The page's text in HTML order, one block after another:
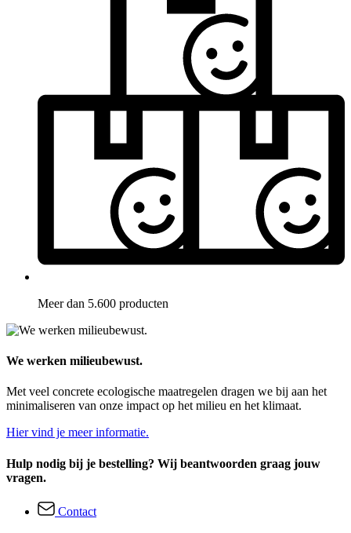
Meer dan 5.600 producten
We werken milieubewust.
Met veel concrete ecologische maatregelen dragen we bij aan het
minimaliseren van onze impact op het milieu en het klimaat.
Hier vind je meer informatie.
Hulp nodig bij je bestelling? Wij beantwoorden graag jouw
vragen.
Contact